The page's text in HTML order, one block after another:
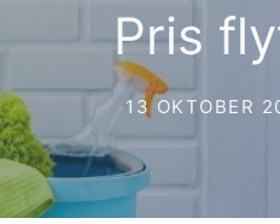
Pris
13 OKTOBER